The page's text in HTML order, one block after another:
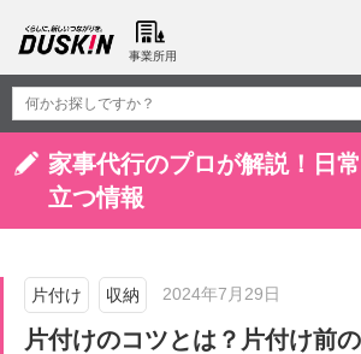
事業所用
家事代行のプロが解説！日
立つ情報
片付け 収納 2024年7月29日
片付けのコツとは？片付け前